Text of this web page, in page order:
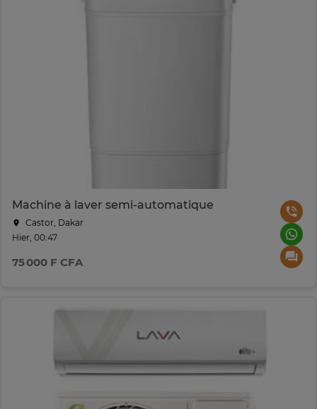
Machine à laver semi-automatique
Castor, Dakar
Hier, 00:47
75 000 F CFA